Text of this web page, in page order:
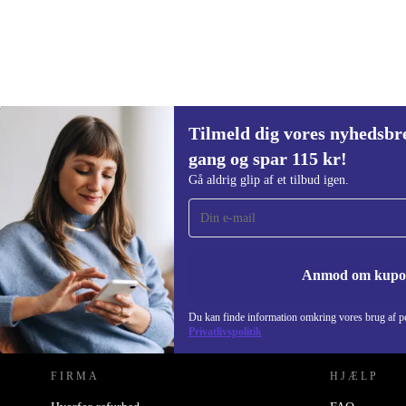
med en refurbished Withings Body+ fra refurbed.
525 kr.Nypris:
Tilmeld dig vores
gang og spar 115 kr!
Gå aldrig glip af et tilbud igen.
Anmod om
Du kan finde information omkring vores brug af
Privatlivspolitik
Tilmeld dig vores nyhedsbrev for første
gang og spar 115 kr!
Gå aldrig glip af et tilbud igen.
REFURBED DANMARK - RETHINK NEW.
FIRMA HJÆLP